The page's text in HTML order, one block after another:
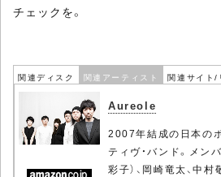
チェックを。
関連ディスク 関連アーティスト 関連サイト/
Aureole
2007年結成の日本の
ティヴ・バンド。メン
彩子）、岡崎竜太、中